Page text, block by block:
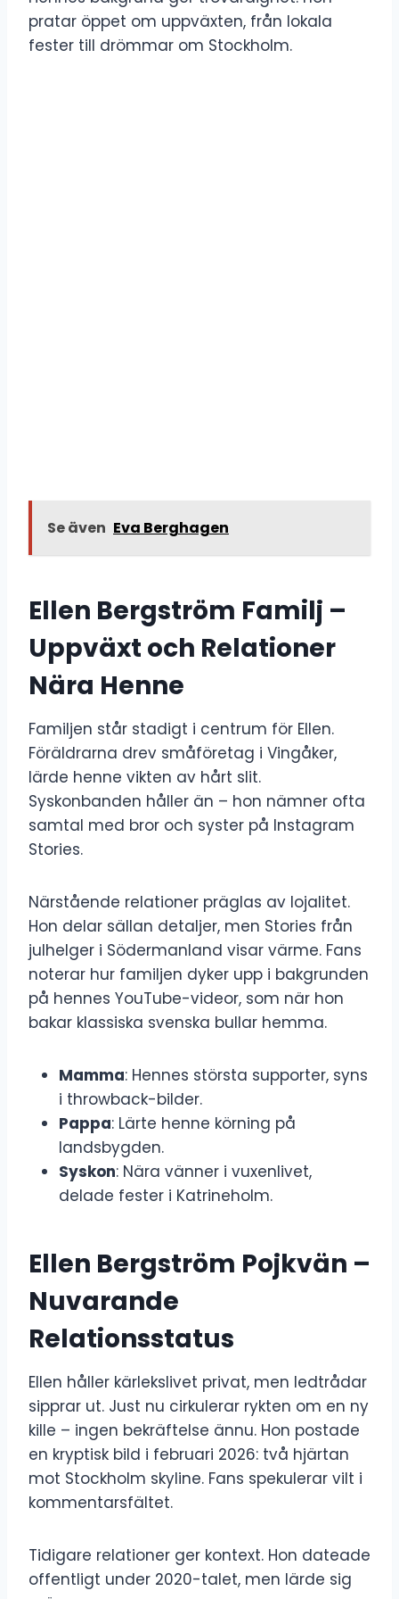
pratar öppet om uppväxten, från lokala
fester till drömmar om Stockholm.
Se även Eva Berghagen
Ellen Bergström Familj –
Uppväxt och Relationer
Nära Henne
Familjen står stadigt i centrum för Ellen.
Föräldrarna drev småföretag i Vingåker,
lärde henne vikten av hårt slit.
Syskonbanden håller än – hon nämner ofta
samtal med bror och syster på Instagram
Stories.
Närstående relationer präglas av lojalitet.
Hon delar sällan detaljer, men Stories från
julhelger i Södermanland visar värme. Fans
noterar hur familjen dyker upp i bakgrunden
på hennes YouTube-videor, som när hon
bakar klassiska svenska bullar hemma.
Mamma: Hennes största supporter, syns
i throwback-bilder.
Pappa: Lärte henne körning på
landsbygden.
Syskon: Nära vänner i vuxenlivet,
delade fester i Katrineholm.
Ellen Bergström Pojkvän –
Nuvarande
Relationsstatus
Ellen håller kärlekslivet privat, men ledtrådar
sipprar ut. Just nu cirkulerar rykten om en ny
kille – ingen bekräftelse ännu. Hon postade
en kryptisk bild i februari 2026: två hjärtan
mot Stockholm skyline. Fans spekulerar vilt i
kommentarsfältet.
Tidigare relationer ger kontext. Hon dateade
offentligt under 2020-talet, men lärde sig